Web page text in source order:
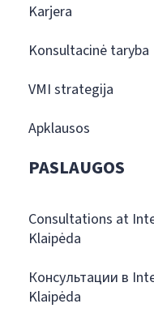
Karjera
Konsultacinė taryba
VMI strategija
Apklausos
PASLAUGOS
Consultations at
Klaipėda
Консультации в
Klaipėda